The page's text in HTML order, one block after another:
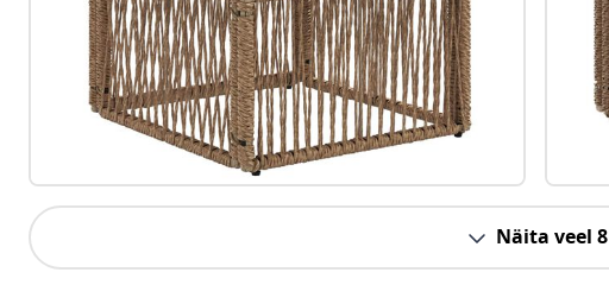
Näita veel 8